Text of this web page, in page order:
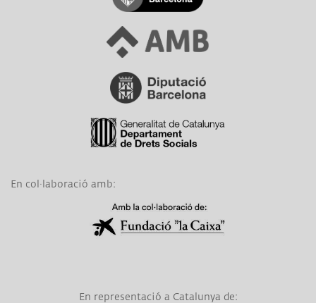
Link a Àrea Metropolitana de Barcelona
Link a Diputació de Barcelona
Link a Generalitat de Catalunya
En col·laboració amb:
En representació a Catalunya de:
Link a EAPN